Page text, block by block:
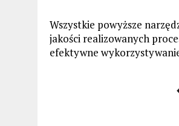
Wszystkie powyższe
jakości realizowanych
efektywne